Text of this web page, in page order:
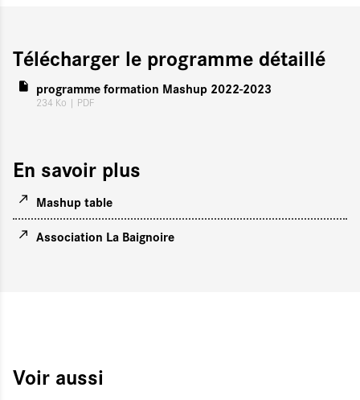
Télécharger le programme détaillé
programme formation Mashup 2022-2023
234 Ko | PDF
En savoir plus
Mashup table
Association La Baignoire
Voir aussi